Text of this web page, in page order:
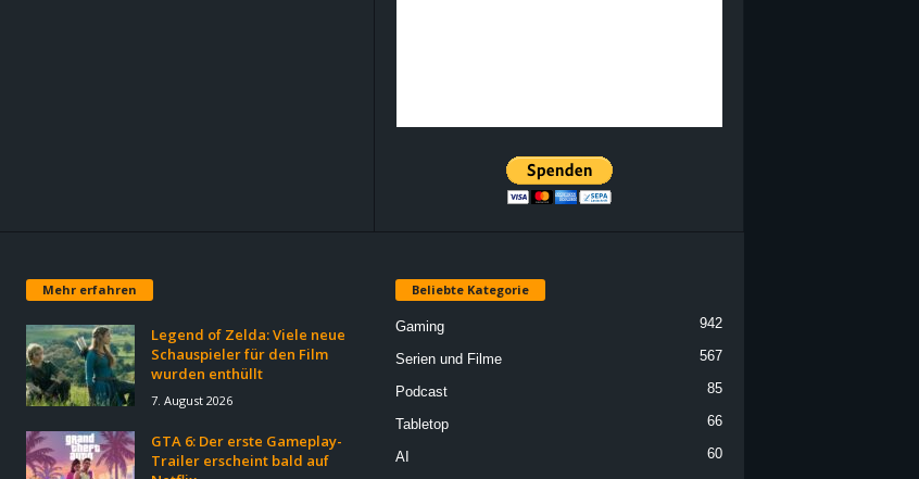
Mehr erfahren
Legend of Zelda: Viele neue
Schauspieler für den Film
wurden enthüllt
7. August 2026
GTA 6: Der erste Gameplay-
Trailer erscheint bald auf
Beliebte Kategorie
Gaming 942
Serien und Filme 567
Podcast 85
Tabletop 66
AI 60